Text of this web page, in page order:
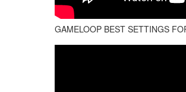
GAMELOOP BEST SETTINGS